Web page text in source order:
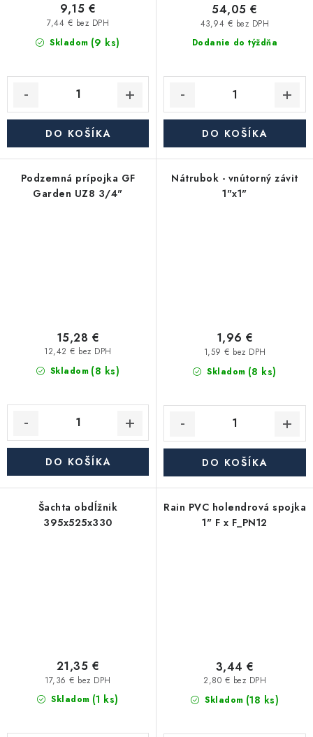
Skladom (9 ks)
7,44 € bez DPH
9,15 €
DO KOŠÍKA
Dodanie do týždňa
43,94 € bez DPH
54,05 €
DO KOŠÍKA
Podzemná prípojka GF
Garden UZ8 3/4"
Skladom (8 ks)
12,42 € bez DPH
15,28 €
DO KOŠÍKA
Nátrubok - vnútorný závit
1"x1"
Skladom (8 ks)
1,59 € bez DPH
1,96 €
DO KOŠÍKA
Šachta obdĺžnik
395x525x330
Skladom (1 ks)
17,36 € bez DPH
21,35 €
Rain PVC holendrová spojka
1" F x F_PN12
Skladom (18 ks)
2,80 € bez DPH
3,44 €